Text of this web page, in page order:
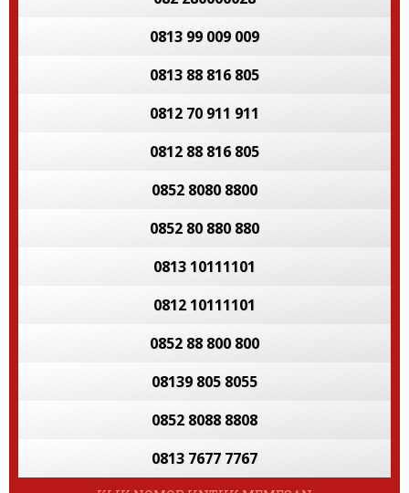
0813 99 009 009
0813 88 816 805
0812 70 911 911
0812 88 816 805
0852 8080 8800
0852 80 880 880
0813 10111101
0812 10111101
0852 88 800 800
08139 805 8055
0852 8088 8808
0813 7677 7767